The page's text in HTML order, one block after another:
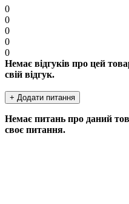
0
0
0
0
0
Немає відгуків про цей
свій відгук.
+ Додати питання
Немає питань про даний
своє питання.